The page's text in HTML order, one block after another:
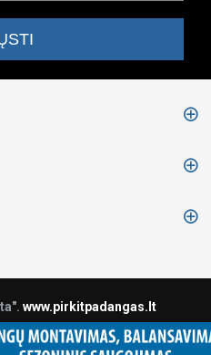
www.pirkitpadangas.lt